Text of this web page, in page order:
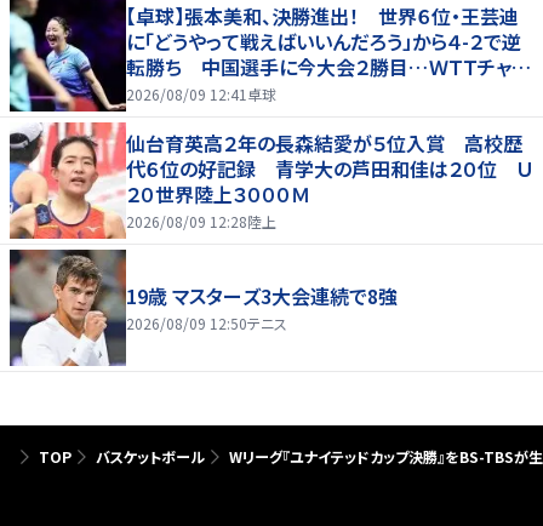
【卓球】張本美和、決勝進出！ 世界６位・王芸迪
に「どうやって戦えばいいんだろう」から４-２で逆
転勝ち 中国選手に今大会２勝目…ＷＴＴチャン
ピオンズ横浜
2026/08/09 12:41 卓球
仙台育英高２年の長森結愛が５位入賞 高校歴
代６位の好記録 青学大の芦田和佳は２０位 Ｕ
２０世界陸上３０００Ｍ
2026/08/09 12:28陸上
19歳 マスターズ3大会連続で8強
2026/08/09 12:50テニス
TOP バスケットボール Wリーグ『ユナイテッドカップ決勝』をBS-TBS